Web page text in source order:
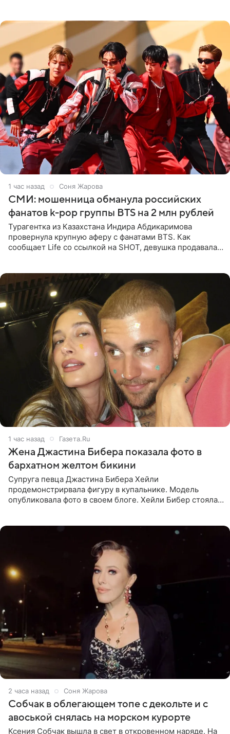
1 час назад Соня Жарова
СМИ: мошенница обманула российских
фанатов k-pop группы BTS на 2 млн рублей
Турагентка из Казахстана Индира Абдикаримова
провернула крупную аферу с фанатами BTS. Как
сообщает Life со ссылкой на SHOT, девушка продавала
1 час назад Газета.Ru
Жена Джастина Бибера показала фото в
бархатном желтом бикини
Супруга певца Джастина Бибера Хейли
продемонстрирвала фигуру в купальнике. Модель
опубликовала фото в своем блоге. Хейли Бибер стояла
2 часа назад Соня Жарова
Собчак в облегающем топе с декольте и с
авоськой снялась на морском курорте
Ксения Собчак вышла в свет в откровенном наряде. На